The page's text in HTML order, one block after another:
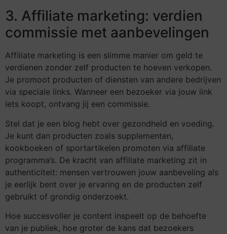
3. Affiliate marketing: verdien
commissie met aanbevelingen
Affiliate marketing is een slimme manier om geld te
verdienen zonder zelf producten te hoeven verkopen.
Je promoot producten of diensten van andere bedrijven
via speciale links. Wanneer een bezoeker via jouw link
iets koopt, ontvang jij een commissie.
Stel dat je een blog hebt over gezondheid en voeding.
Je kunt dan producten zoals supplementen,
kookboeken of sportartikelen promoten via affiliate
programma’s. De kracht van affiliate marketing zit in
authenticiteit: mensen vertrouwen jouw aanbeveling als
je eerlijk bent over je ervaring en de producten zelf
gebruikt of grondig onderzoekt.
Hoe succesvoller je content inspeelt op de behoefte
van je publiek, hoe groter de kans dat bezoekers